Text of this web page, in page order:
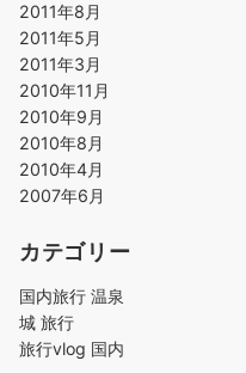
2011年8月
2011年5月
2011年3月
2010年11月
2010年9月
2010年8月
2010年4月
2007年6月
カテゴリー
国内旅行 温泉
城 旅行
旅行vlog 国内